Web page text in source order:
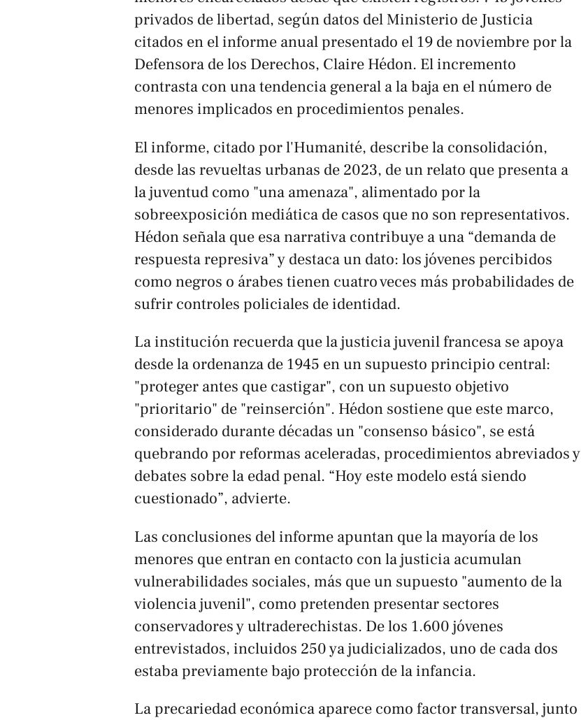
privados de libertad, según datos del Ministerio de Justicia
citados en el informe anual presentado el 19 de noviembre por la
Defensora de los Derechos, Claire Hédon. El incremento
contrasta con una tendencia general a la baja en el número de
menores implicados en procedimientos penales.
El informe, citado porl'Humanité, describe la consolidación,
desde las revueltas urbanas de 2023, de un relato que presenta a
la juventud como "una amenaza", alimentado por la
sobreexposición mediática de casos que no son representativos.
Hédon señala que esa narrativa contribuye a una “demanda de
respuesta represiva” y destaca un dato: los jóvenes percibidos
como negros o árabes tienen cuatro veces más probabilidades de
sufrir controles policiales de identidad.
La institución recuerda que la justicia juvenil francesa se apoya
desde la ordenanza de 1945 en un supuesto principio central:
"proteger antes que castigar", con un supuesto objetivo
"prioritario" de "reinserción". Hédon sostiene que este marco,
considerado durante décadas un "consenso básico", se está
quebrando por reformas aceleradas, procedimientos abreviados y
debates sobre la edad penal. “Hoy este modelo está siendo
cuestionado”, advierte.
Las conclusiones del informe apuntan que la mayoría de los
menores que entran en contacto con la justicia acumulan
vulnerabilidades sociales, más que un supuesto "aumento de la
violencia juvenil", como pretenden presentar sectores
conservadores y ultraderechistas. De los 1.600 jóvenes
entrevistados, incluidos 250 ya judicializados, uno de cada dos
estaba previamente bajo protección de la infancia.
La precariedad económica aparece como factor transversal, junto